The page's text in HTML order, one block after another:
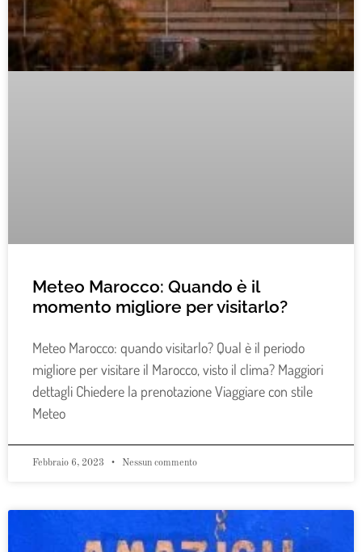
Meteo Marocco: Quando è il
momento migliore per visitarlo?
Meteo Marocco: quando visitarlo? Qual è il periodo
migliore per visitare il Marocco, visto il clima? Maggiori
dettagli Chiedere la prenotazione Viaggiare con stile
Meteo
Febbraio 6, 2023 Nessun commento